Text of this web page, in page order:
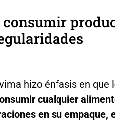
consumir
hizo énfasis en que l
cualquier
en su empaque,